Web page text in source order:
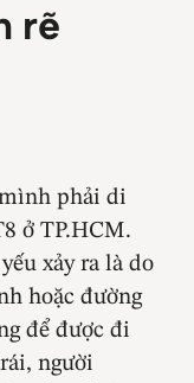
rẽ
phải di
ở TP.HCM.
xảy ra là do
hoặc đường
để được đi
người